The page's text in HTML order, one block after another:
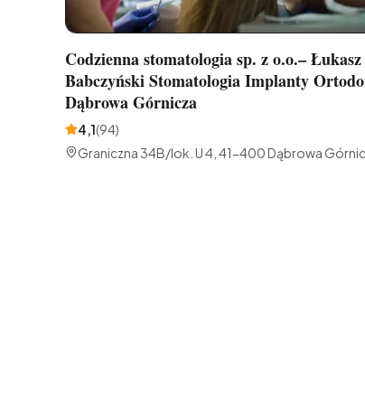
Codzienna stomatologia sp. z o.o.– Łukasz
Babczyński Stomatologia Implanty
Dąbrowa Górnicza
4,1(94)
Graniczna 34B/lok. U 4, 41-400 Dąbrowa